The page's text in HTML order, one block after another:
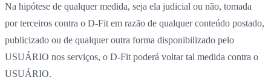
Na hipótese de qualquer medida, seja ela judicial ou não, tomada
por terceiros contra o D-Fit em razão de qualquer conteúdo postado,
publicizado ou de qualquer outra forma disponibilizado pelo
USUÁRIO nos serviços, o D-Fit poderá voltar tal medida contra o
USUÁRIO.